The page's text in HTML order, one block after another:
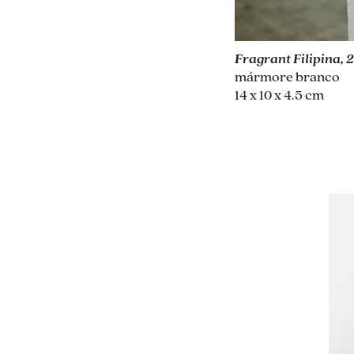
Fragrant Filipina,
mármore branco
14 x 10 x 4.5 cm